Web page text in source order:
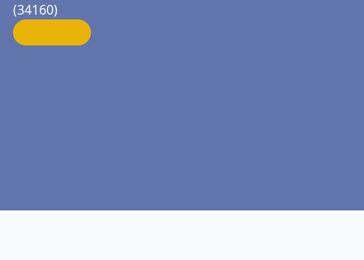
(34160)